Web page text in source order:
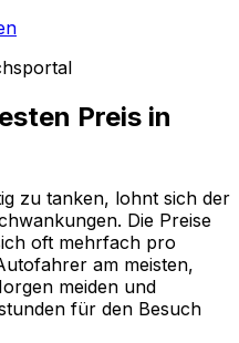
Preis in
zu tanken, lohnt sich der
Die Preise
oft mehrfach pro
am meisten,
meiden und
für den Besuch